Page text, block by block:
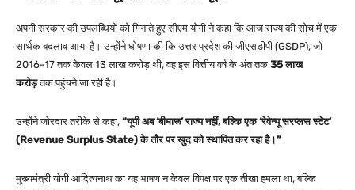
अपनी सरकार की उपलब्धियों को गिनाते हुए सीएम योगी ने कहा कि आज राज्य की सोच में एक
सार्थक बदलाव आया है। उन्होंने घोषणा की कि उत्तर प्रदेश की जीएसडीपी (GSDP), जो
2016-17 तक केवल 13 लाख करोड़ थी, वह इस वित्तीय वर्ष के अंत तक 35 लाख
करोड़तक पहुंचने जा रही है।
उन्होंने जोरदार तरीके से कहा, “यूपी अब ‘बीमारू’ राज्य नहीं, बल्कि एक ‘रेवेन्यू सरप्लस स्टेट’
(Revenue Surplus State) के तौर पर खुद को स्थापित कर रहा है।”
मुख्यमंत्री योगी आदित्यनाथ का यह भाषण न केवल विपक्ष पर एक तीखा हमला था, बल्कि